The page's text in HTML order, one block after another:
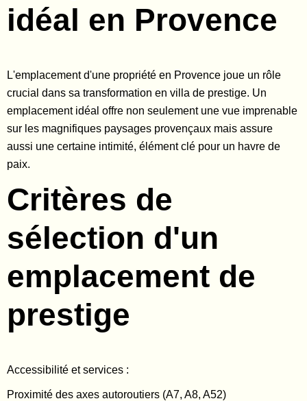
idéal en Provence
L'emplacement d'une propriété en Provence joue un rôle
crucial dans sa transformation en villa de prestige. Un
emplacement idéal offre non seulement une vue imprenable
sur les magnifiques paysages provençaux mais assure
aussi une certaine intimité, élément clé pour un havre de
paix.
Critères de
sélection d'un
emplacement de
prestige
Accessibilité et services :
Proximité des axes autoroutiers (A7, A8, A52)